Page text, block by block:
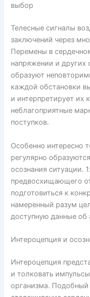
выбор
Телесные сигналы
заключений через
Перемены в
напряжении и других
образуют
каждой обстановки
и интерпретирует их
неблагоприятные
поступков.
Особенно интересно
регулярно
осознания ситуации.
предвосхищающего
подготовиться к
намеренный разум
доступную данные об
Интероцепция и
Интероцепция
и толковать
организма. Подобный